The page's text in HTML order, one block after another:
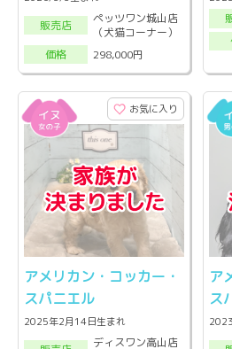
販売店
ペッツワン城山店
（犬猫コーナー）
価格
298,000円
お気に入り
アメリカン・コッカー・
スパニエル
2025年2月14日生まれ
ディスワン高山店
ア
ス